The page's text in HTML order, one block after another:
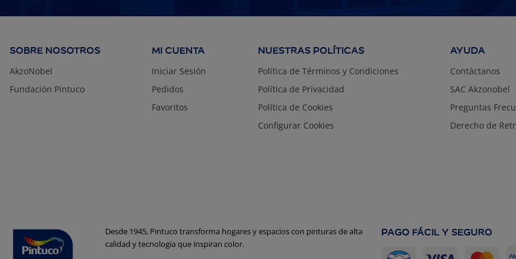
SOBRE NOSOTROS
AkzoNobel
Fundación Pintuco
MI CUENTA
Iniciar Sesión
Pedidos
Favoritos
NUESTRAS POLÍTICAS
Política de Términos y Condiciones
Política de Privacidad
Política de Cookies
Configurar Cookies
AYUDA
Contáctanos
SAC Akzonobel
Preguntas
Derecho de
Desde 1945, Pintuco transforma hogares y espacios con pinturas de alta
calidad y tecnología que inspiran color.
PAGO FÁCIL Y SEGURO